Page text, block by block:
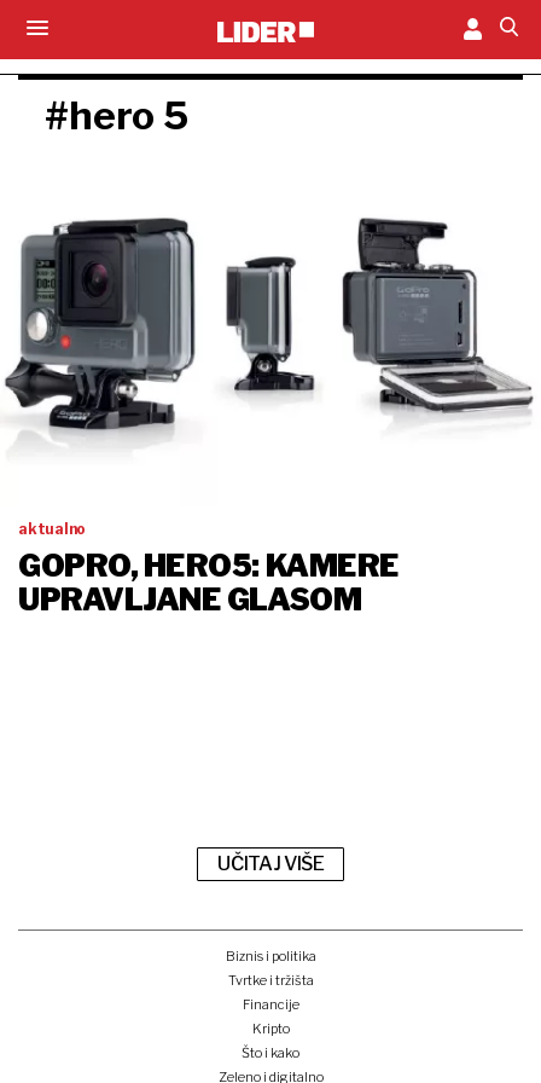
#hero 5
aktualno
GOPRO, HERO5: KAMERE
UPRAVLJANE GLASOM
UČITAJ VIŠE
Biznis i politika
Tvrtke i tržišta
Financije
Kripto
Što i kako
Zeleno i digitalno